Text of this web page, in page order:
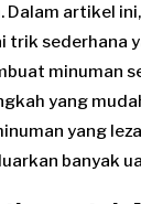
artikel
trik sederhana
minuman
yang
yang
banyak